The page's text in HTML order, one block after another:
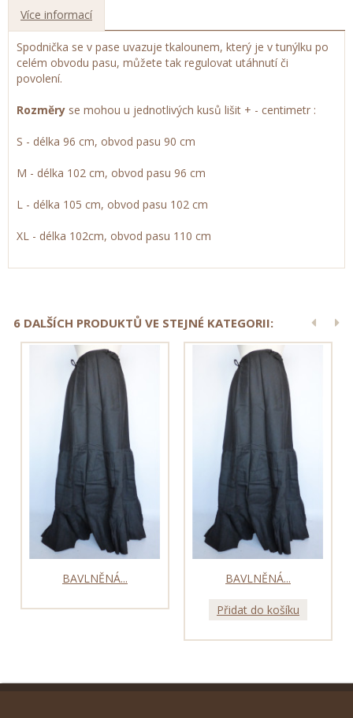
Více informací
Spodnička se v pase uvazuje tkalounem, který je v tunýlku po
celém obvodu pasu, můžete tak regulovat utáhnutí či
povolení.
Rozměry se mohou u jednotlivých kusů lišit + - centimetr :
S - délka 96 cm, obvod pasu 90 cm
M - délka 102 cm, obvod pasu 96 cm
L - délka 105 cm, obvod pasu 102 cm
XL - délka 102cm, obvod pasu 110 cm
6 DALŠÍCH PRODUKTŮ VE STEJNÉ KATEGORII:
BAVLNĚNÁ... BAVLNĚNÁ...
Přidat do košíku